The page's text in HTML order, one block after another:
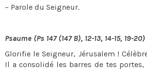
– Parole du Seigneur.
Psaume (Ps 147 (147 B), 12-13, 14-15, 19-20)
Glorifie le Seigneur, Jérusalem !
Il a consolidé les barres de tes